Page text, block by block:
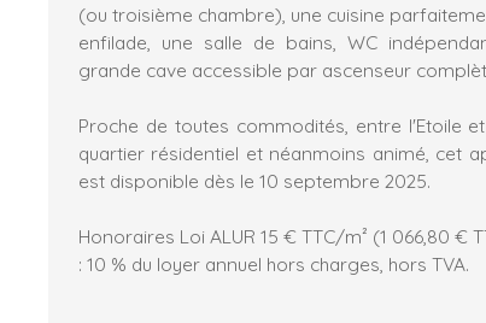
(ou troisième chambre), une cuisine
enfilade, une salle de bains, WC
grande cave accessible par ascenseur
Proche de toutes commodités, entre l'Etoile
quartier résidentiel et néanmoins animé, cet
est disponible dès le 10 septembre 2025.
Honoraires Loi ALUR 15 € TTC/m² (1 066,80 €
: 10 % du loyer annuel hors charges, hors TVA.